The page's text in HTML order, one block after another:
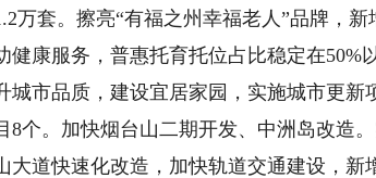
万套。擦亮“有福之州幸福老人”品牌，新
健康服务，普惠托育托位占比稳定在50%
市品质，建设宜居家园，实施城市更新
8个。加快烟台山二期开发、中洲岛改造
大道快速化改造，加快轨道交通建设，